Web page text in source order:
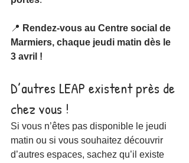
📍 Rendez-vous au Centre social de
Marmiers, chaque jeudi matin dès le
3 avril !
D’autres LEAP existent près de
chez vous !
Si vous n’êtes pas disponible le jeudi
matin ou si vous souhaitez découvrir
d’autres espaces, sachez qu’il existe